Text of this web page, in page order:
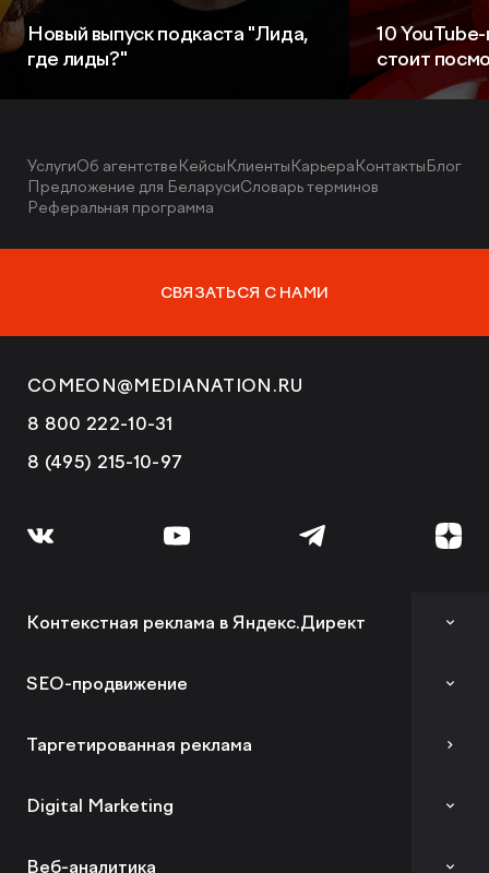
Новый выпуск подкаста "Лида,
где лиды?"
10
стоит
УслугиОб агентствеКейсыКлиентыКарьераКонтактыБлог
Предложение для БеларусиСловарь терминов
Реферальная программа
СВЯЗАТЬСЯ С НАМИ
COMEON@MEDIANATION.RU
8 800 222-10-31
8 (495) 215-10-97
Контекстная реклама в Яндекс.Директ
Аудит контекстной рекламы
SEO-продвижение
SEO-аудит сайта
SEO-продвижение в вашей тематике
Таргетированная реклама
Digital Marketing
Комплексный digital-маркетинг
Веб-аналитика